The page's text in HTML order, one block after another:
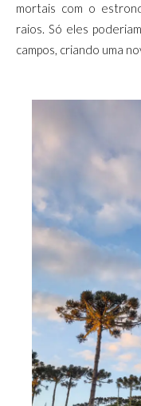
mortais com o
raios. Só eles
campos, criando uma